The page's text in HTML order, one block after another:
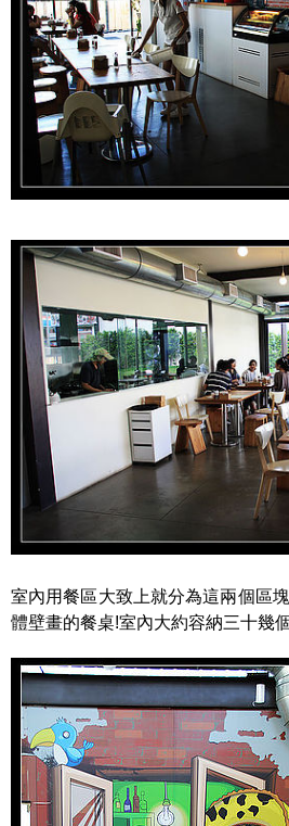
室內用餐區大致上就分為這兩個區
體壁畫的餐桌!室內大約容納三十幾